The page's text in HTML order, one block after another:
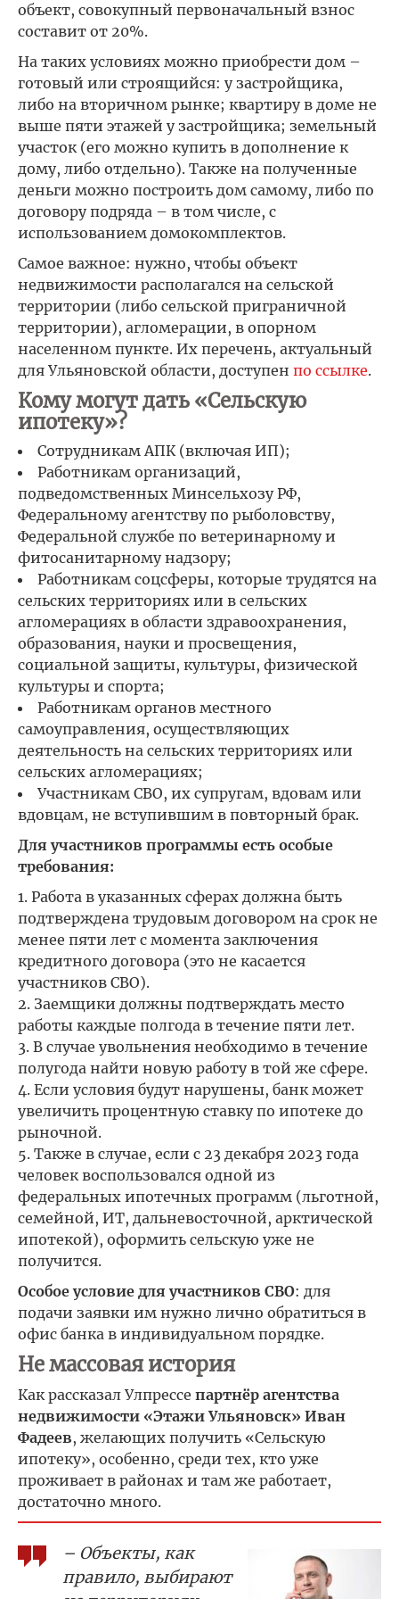
объект, совокупный первоначальный взнос
составит от 20%.
На таких условиях можно приобрести дом –
готовый или строящийся: у застройщика,
либо на вторичном рынке; квартиру в доме не
выше пяти этажей у застройщика; земельный
участок (его можно купить в дополнение к
дому, либо отдельно). Также на полученные
деньги можно построить дом самому, либо по
договору подряда – в том числе, с
использованием домокомплектов.
Самое важное: нужно, чтобы объект
недвижимости располагался на сельской
территории (либо сельской приграничной
территории), агломерации, в опорном
населенном пункте. Их перечень, актуальный
для Ульяновской области, доступен по ссылке.
Кому могут дать «Сельскую
ипотеку»?
Сотрудникам АПК (включая ИП);
Работникам организаций,
подведомственных Минсельхозу РФ,
Федеральному агентству по рыболовству,
Федеральной службе по ветеринарному и
фитосанитарному надзору;
Работникам соцсферы, которые трудятся на
сельских территориях или в сельских
агломерациях в области здравоохранения,
образования, науки и просвещения,
социальной защиты, культуры, физической
культуры и спорта;
Работникам органов местного
самоуправления, осуществляющих
деятельность на сельских территориях или
сельских агломерациях;
Участникам СВО, их супругам, вдовам или
вдовцам, не вступившим в повторный брак.
Для участников программы есть особые
требования:
Работа в указанных сферах должна быть
подтверждена трудовым договором на срок не
менее пяти лет с момента заключения
кредитного договора (это не касается
участников СВО).
Заемщики должны подтверждать место
работы каждые полгода в течение пяти лет.
В случае увольнения необходимо в течение
полугода найти новую работу в той же сфере.
Если условия будут нарушены, банк может
увеличить процентную ставку по ипотеке до
рыночной.
Также в случае, если с 23 декабря 2023 года
человек воспользовался одной из
федеральных ипотечных программ (льготной,
семейной, ИТ, дальневосточной, арктической
ипотекой), оформить сельскую уже не
получится.
Особое условие для участников СВО: для
подачи заявки им нужно лично обратиться в
офис банка в индивидуальном порядке.
Не массовая история
Как рассказал Улпрессе партнёр агентства
недвижимости «Этажи Ульяновск» Иван
Фадеев, желающих получить «Сельскую
ипотеку», особенно, среди тех, кто уже
проживает в районах и там же работает,
достаточно много.
– Объекты, как
правило, выбирают